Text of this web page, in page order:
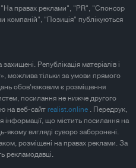
правах реклами", "PR", "Спонсор
компаній", "Позиція" публікуються
захищені. Републікація матеріалів і
можлива тільки за умови прямого
обов'язковим є розміщення
посилання не нижче другого
на веб-сайт realist.online
. Передрук,
що містить посилання на
якому вигляді суворо заборонені.
розміщені на правах реклами. За
рекламодавці.